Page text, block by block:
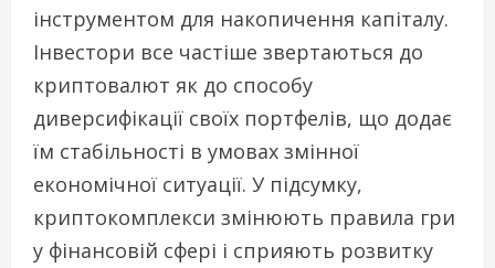
інструментом для накопичення капіталу.
Інвестори все частіше звертаються до
криптовалют як до способу
диверсифікації своїх портфелів, що додає
їм стабільності в умовах змінної
економічної ситуації. У підсумку,
криптокомплекси змінюють правила гри
у фінансовій сфері і сприяють розвитку